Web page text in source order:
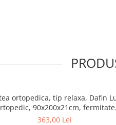
ortopedica, tip relaxa, Dafin
90x200x21cm, fermitate
cu plasa de arcuri tip Bonell,
363,00 Lei